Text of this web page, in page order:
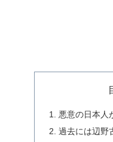
悪意の日本人
過去には辺野